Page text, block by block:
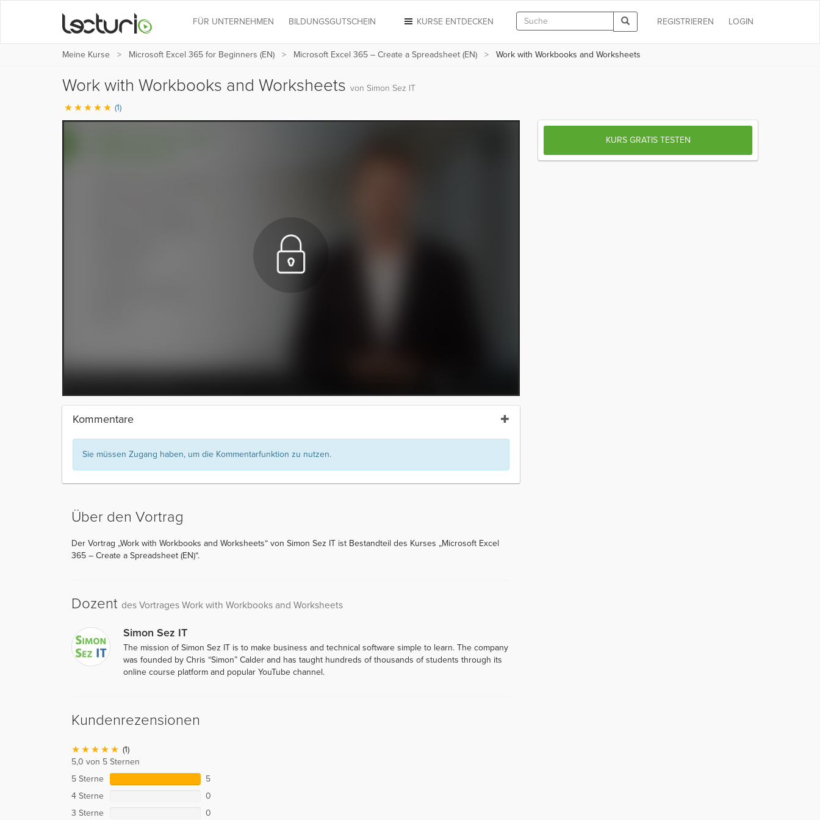
LOGIN
REGISTRIEREN
KURSE ENTDECKEN
FÜR UNTERNEHMEN BILDUNGSGUTSCHEIN
Meine Kurse Microsoft Excel 365 for Beginners (EN) Microsoft Excel 365 – Create a Spreadsheet (EN) Work with Workbooks and Worksheets
Work with Workbooks and Worksheets von Simon Sez IT
(1)
Kommentare
Sie müssen Zugang haben, um die Kommentarfunktion zu nutzen.
Über den Vortrag
Der Vortrag „Work with Workbooks and Worksheets“ von Simon Sez IT ist Bestandteil des Kurses „Microsoft Excel
365 – Create a Spreadsheet (EN)“.
Dozent des Vortrages Work with Workbooks and Worksheets
Simon Sez IT
The mission of Simon Sez IT is to make business and technical software simple to learn. The company
was founded by Chris “Simon” Calder and has taught hundreds of thousands of students through its
online course platform and popular YouTube channel.
Kundenrezensionen
(1)
5,0 von 5 Sternen
5 Sterne
5
4 Sterne
0
3 Sterne
0
KURS GRATIS TESTEN